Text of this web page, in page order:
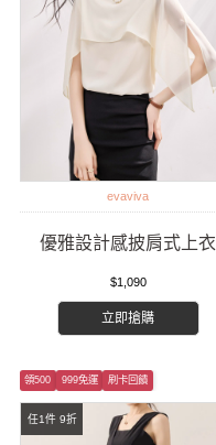
evaviva
優雅設計感披肩式上衣
$1,090
立即搶購
任1件 9折
領500 999免運 刷卡回饋